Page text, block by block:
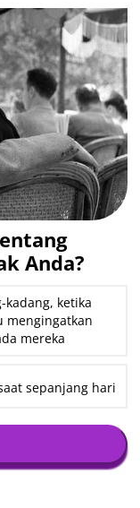
Anda?
kadang, ketika
mengingatkan
mereka
sepanjang hari